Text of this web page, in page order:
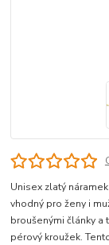
Unisex zlatý
vhodný pro ženy i
broušenými články a
pérový kroužek.